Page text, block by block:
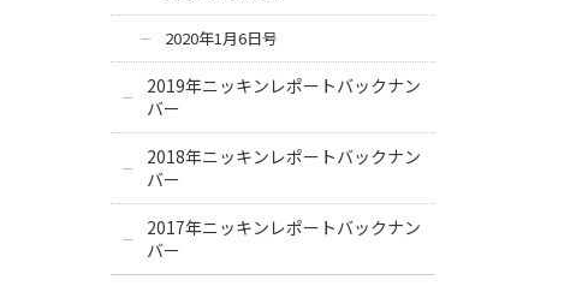
2020年1月6日号
2019年ニッキンレポートバックナン
バー
2018年ニッキンレポートバックナン
バー
2017年ニッキンレポートバックナン
バー